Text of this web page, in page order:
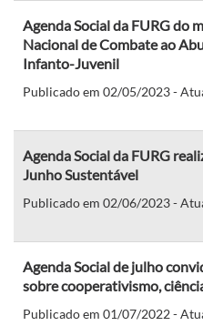
Agenda Social da FURG do
Nacional de Combate ao
Infanto-Juvenil
Publicado em 02/05/2023 -
Agenda Social da FURG
Junho Sustentável
Publicado em 02/06/2023 -
Agenda Social de julho
sobre cooperativismo,
Publicado em 01/07/2022 -